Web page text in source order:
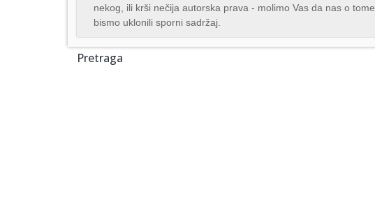
nekog, ili krši nečija autorska prava - molimo Vas da nas o tome
bismo uklonili sporni sadržaj.
Pretraga